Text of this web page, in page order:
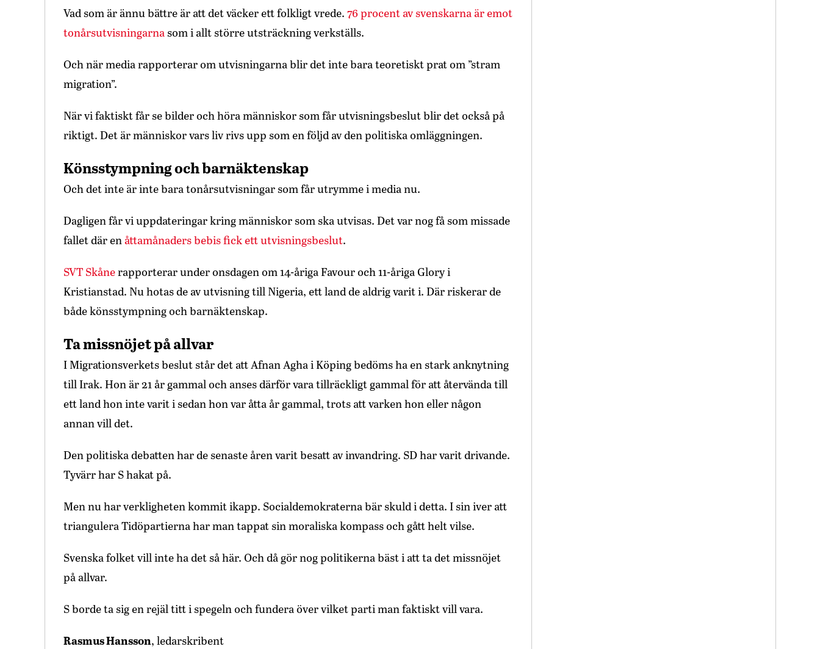
Vad som är ännu bättre är att det väcker ett folkligt vrede. 76 procent av svenskarna är emot
tonårsutvisningarnasom i allt större utsträckning verkställs.
Och när media rapporterar om utvisningarna blir det inte bara teoretiskt prat om ”stram
migration”.
När vi faktiskt får se bilder och höra människor som får utvisningsbeslut blir det också på
riktigt. Det är människor vars liv rivs upp som en följd av den politiska omläggningen.
Könsstympning och barnäktenskap
Och det inte är inte bara tonårsutvisningar som får utrymme i media nu.
Dagligen får vi uppdateringar kring människor som ska utvisas. Det var nog få som missade
fallet där enåttamånaders bebis fick ett utvisningsbeslut.
SVT Skånerapporterar under onsdagen om 14-åriga Favour och 11-åriga Glory i
Kristianstad. Nu hotas de av utvisning till Nigeria, ett land de aldrig varit i. Där riskerar de
både könsstympning och barnäktenskap.
Ta missnöjet på allvar
I Migrationsverkets beslut står det att Afnan Agha i Köping bedöms ha en stark anknytning
till Irak. Hon är 21 år gammal och anses därför vara tillräckligt gammal för att återvända till
ett land hon inte varit i sedan hon var åtta år gammal, trots att varken hon eller någon
annan vill det.
Den politiska debatten har de senaste åren varit besatt av invandring. SD har varit drivande.
Tyvärr har S hakat på.
Men nu har verkligheten kommit ikapp. Socialdemokraterna bär skuld i detta. I sin iver att
triangulera Tidöpartierna har man tappat sin moraliska kompass och gått helt vilse.
Svenska folket vill inte ha det så här. Och då gör nog politikerna bäst i att ta det missnöjet
på allvar.
S borde ta sig en rejäl titt i spegeln och fundera över vilket parti man faktiskt vill vara.
Rasmus Hansson, ledarskribent